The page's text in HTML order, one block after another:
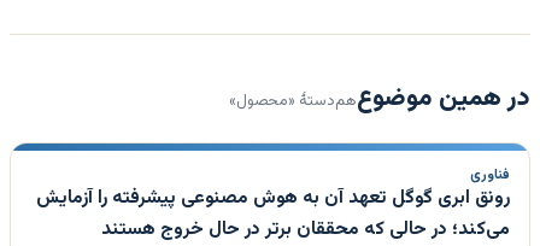
در همین موضوعهم‌دستهٔ «محصول»
فناوری
رونق ابری گوگل تعهد آن به هوش مصنوعی پیشرفته را آزمایش
می‌کند؛ در حالی که محققان برتر در حال خروج هستند